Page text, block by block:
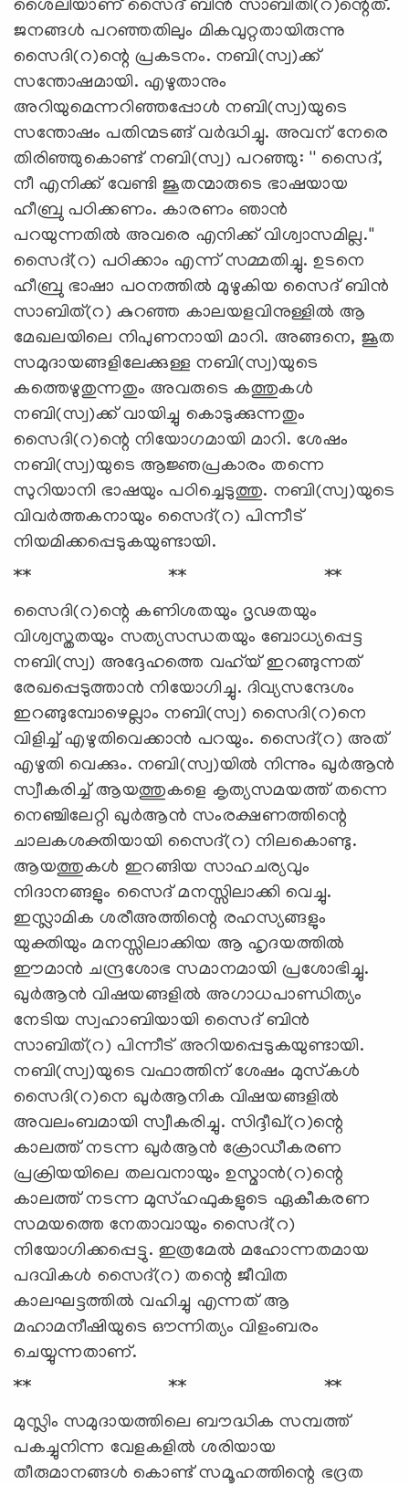
ശൈലിയാണ് സൈദ് ബിന്‍ സാബിതി(റ)ന്റെത്.
ജനങ്ങള്‍ പറഞ്ഞതിലും മികവുറ്റതായിരുന്നു
സൈദി(റ)ന്റെ പ്രകടനം. നബി(സ്വ)ക്ക്
സന്തോഷമായി. എഴുതാനും
അറിയുമെന്നറിഞ്ഞപ്പോള്‍ നബി(സ്വ)യുടെ
സന്തോഷം പതിന്മടങ്ങ് വര്‍ദ്ധിച്ചു. അവന് നേരെ
തിരിഞ്ഞുകൊണ്ട് നബി(സ്വ) പറഞ്ഞു: '' സൈദ്,
നീ എനിക്ക് വേണ്ടി ജൂതന്മാരുടെ ഭാഷയായ
ഹീബ്രു പഠിക്കണം. കാരണം ഞാന്‍
പറയുന്നതില്‍ അവരെ എനിക്ക് വിശ്വാസമില്ല.''
സൈദ്(റ) പഠിക്കാം എന്ന് സമ്മതിച്ചു. ഉടനെ
ഹീബ്രു ഭാഷാ പഠനത്തില്‍ മുഴുകിയ സൈദ് ബിന്‍
സാബിത്(റ) കുറഞ്ഞ കാലയളവിനുള്ളില്‍ ആ
മേഖലയിലെ നിപുണനായി മാറി. അങ്ങനെ, ജൂത
സമുദായങ്ങളിലേക്കുള്ള നബി(സ്വ)യുടെ
കത്തെഴുതുന്നതും അവരുടെ കത്തുകള്‍
നബി(സ്വ)ക്ക് വായിച്ചു കൊടുക്കുന്നതും
സൈദി(റ)ന്റെ നിയോഗമായി മാറി. ശേഷം
നബി(സ്വ)യുടെ ആജ്ഞപ്രകാരം തന്നെ
സുറിയാനി ഭാഷയും പഠിച്ചെടുത്തു. നബി(സ്വ)യുടെ
വിവര്‍ത്തകനായും സൈദ്(റ) പിന്നീട്
നിയമിക്കപ്പെടുകയുണ്ടായി.
** ** **
സൈദി(റ)ന്റെ കണിശതയും ദൃഢതയും
വിശ്വസ്തതയും സത്യസന്ധതയും ബോധ്യപ്പെട്ട
നബി(സ്വ) അദ്ദേഹത്തെ വഹ്‌യ് ഇറങ്ങുന്നത്
രേഖപ്പെടുത്താന്‍ നിയോഗിച്ചു. ദിവ്യസന്ദേശം
ഇറങ്ങുമ്പോഴെല്ലാം നബി(സ്വ) സൈദി(റ)നെ
വിളിച്ച് എഴുതിവെക്കാന്‍ പറയും. സൈദ്(റ) അത്
എഴുതി വെക്കും. നബി(സ്വ)യില്‍ നിന്നും ഖുര്‍ആന്‍
സ്വീകരിച്ച് ആയത്തുകളെ കൃത്യസമയത്ത് തന്നെ
നെഞ്ചിലേറ്റി ഖുര്‍ആന്‍ സംരക്ഷണത്തിന്റെ
ചാലകശക്തിയായി സൈദ്(റ) നിലകൊണ്ടു.
ആയത്തുകള്‍ ഇറങ്ങിയ സാഹചര്യവും
നിദാനങ്ങളും സൈദ് മനസ്സിലാക്കി വെച്ചു.
ഇസ്ലാമിക ശരീഅത്തിന്റെ രഹസ്യങ്ങളും
യുക്തിയും മനസ്സിലാക്കിയ ആ ഹൃദയത്തില്‍
ഈമാന്‍ ചന്ദ്രശോഭ സമാനമായി പ്രശോഭിച്ചു.
ഖുര്‍ആന്‍ വിഷയങ്ങളില്‍ അഗാധപാണ്ഡിത്യം
നേടിയ സ്വഹാബിയായി സൈദ് ബിന്‍
സാബിത്(റ) പിന്നീട് അറിയപ്പെടുകയുണ്ടായി.
നബി(സ്വ)യുടെ വഫാത്തിന് ശേഷം മുസ്‍കള്‍
സൈദി(റ)നെ ഖുര്‍ആനിക വിഷയങ്ങളില്‍
അവലംബമായി സ്വീകരിച്ചു. സിദ്ദീഖ്(റ)ന്റെ
കാലത്ത് നടന്ന ഖുര്‍ആന്‍ ക്രോഡീകരണ
പ്രക്രിയയിലെ തലവനായും ഉസ്മാന്‍(റ)ന്റെ
കാലത്ത് നടന്ന മുസ്ഹഫുകളുടെ ഏകീകരണ
സമയത്തെ നേതാവായും സൈദ്(റ)
നിയോഗിക്കപ്പെട്ടു. ഇത്രമേല്‍ മഹോന്നതമായ
പദവികള്‍ സൈദ്(റ) തന്റെ ജീവിത
കാലഘട്ടത്തില്‍ വഹിച്ചു എന്നത് ആ
മഹാമനീഷിയുടെ ഔന്നിത്യം വിളംബരം
ചെയ്യുന്നതാണ്.
** ** **
മുസ്ലിം സമുദായത്തിലെ ബൗദ്ധിക സമ്പത്ത്
പകച്ചുനിന്ന വേളകളില്‍ ശരിയായ
തീരുമാനങ്ങള്‍ കൊണ്ട് സമൂഹത്തിന്റെ ഭദ്രത